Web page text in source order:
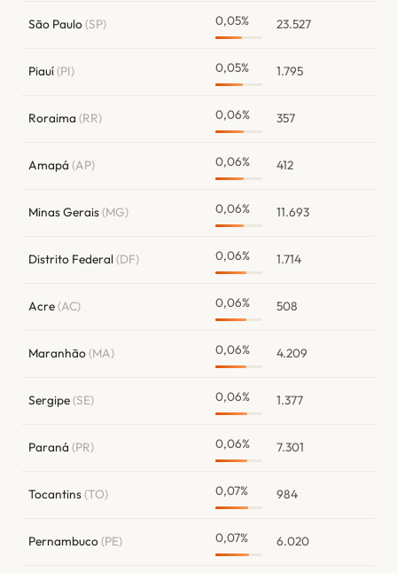
São Paulo(SP) 0,05% 23.527
Piauí(PI) 0,05% 1.795
Roraima (RR) 0,06% 357
Amapá (AP) 0,06% 412
Minas Gerais(MG) 0,06% 11.693
Distrito Federal(DF) 0,06% 1.714
Acre(AC) 0,06% 508
Maranhão(MA) 0,06% 4.209
Sergipe(SE) 0,06% 1.377
Paraná (PR) 0,06% 7.301
Tocantins(TO) 0,07% 984
Pernambuco(PE) 0,07% 6.020